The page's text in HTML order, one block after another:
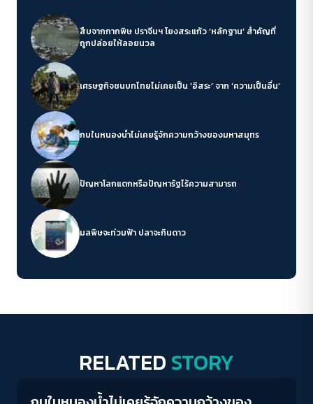
สืบจากกากพิษ ปราจีนฯ โยงสระแก้ว ‘หลักฐาน’ สำคัญที่
ถูกปล่อยให้ลอยนวล
เศรษฐกิจชนบทไทยไม่เคยเป็น ‘อิสระ’ จาก ‘ความเป็นอื่น’
กบในหนองน้ำไม่เคยรู้จักความกว้างของมหาสมุทร
ปัญหาโลกแตกหรือปัญหารัฐไร้ความสามารถ
มลพิษจะท่วมฟ้า ปลาจะกินดาว
RELATED STORY